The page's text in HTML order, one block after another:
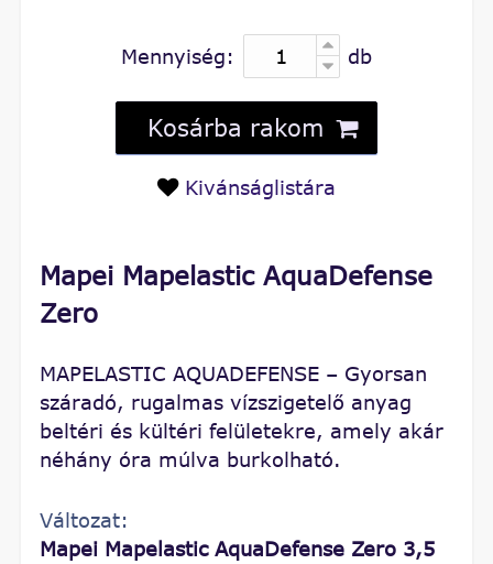
Mapei Mapelastic AquaDefense
Zero
MAPELASTIC AQUADEFENSE – Gyorsan
száradó, rugalmas vízszigetelő anyag
beltéri és kültéri felületekre, amely akár
néhány óra múlva burkolható.
Változat:
Mapei Mapelastic AquaDefense Zero 3,5
Mennyiség: db
Kosárba rakom
Kivánságlistára